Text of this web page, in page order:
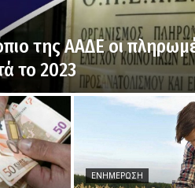
της ΑΑΔΕ οι
το 2023
ΕΝΗΜΈΡΩΣΗ